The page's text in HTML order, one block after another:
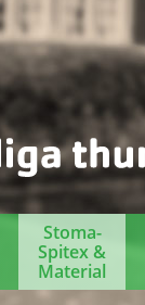
Stoma-
Spitex &
Material